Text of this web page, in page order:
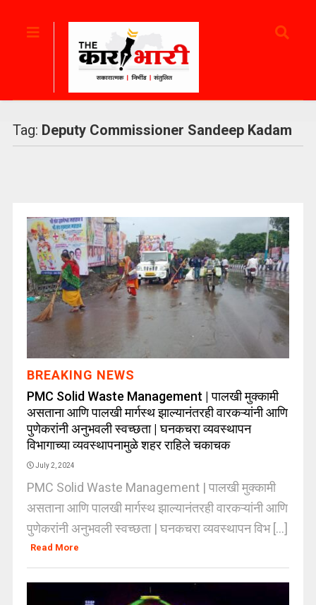
Tag: Deputy Commissioner Sandeep Kadam
BREAKING NEWS
PMC Solid Waste Management | पालखी मुक्कामी
असताना आणि पालखी मार्गस्थ झाल्यानंतरही वारकऱ्यांनी आणि
पुणेकरांनी अनुभवली स्वच्छता | घनकचरा व्यवस्थापन
विभागाच्या व्यवस्थापनामुळे शहर राहिले चकाचक
July 2, 2024
PMC Solid Waste Management | पालखी मुक्कामी
असताना आणि पालखी मार्गस्थ झाल्यानंतरही वारकऱ्यांनी आणि
पुणेकरांनी अनुभवली स्वच्छता | घनकचरा व्यवस्थापन विभ [...]
Read More